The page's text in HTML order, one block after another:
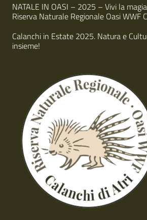
NATALE IN OASI – 2025 – Vivi la
Riserva Naturale Regionale Oasi WWF
Calanchi in Estate 2025. Natura e
insieme!